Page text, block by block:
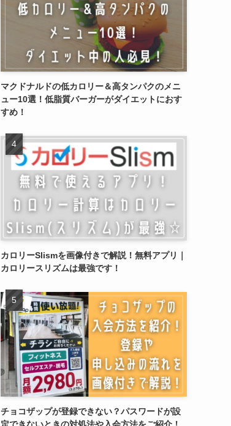
マクドナルドの低カロリー＆高タンパクのメニ
ュー10選！低脂質バーガーがダイエットにおす
すめ！
カロリーSlismを画像付きで解説！無料アプリ｜
カロリースリズムは最強です！
チョコザップが登録できない？パスワードが設